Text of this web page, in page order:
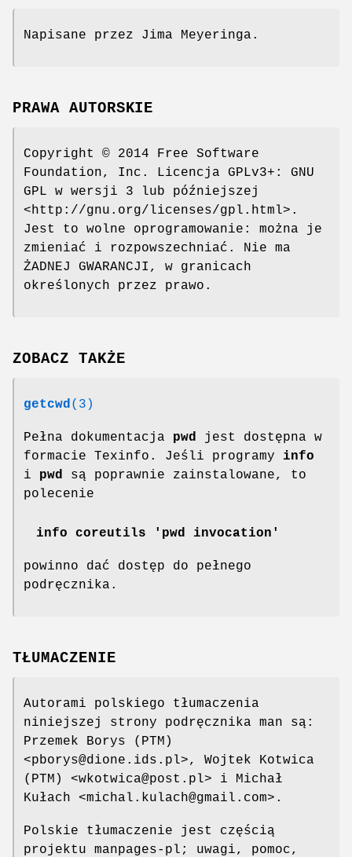
Napisane przez Jima Meyeringa.
PRAWA AUTORSKIE
Copyright © 2014 Free Software
Foundation, Inc. Licencja GPLv3+: GNU
GPL w wersji 3 lub późniejszej
<http://gnu.org/licenses/gpl.html>.
Jest to wolne oprogramowanie: można je
zmieniać i rozpowszechniać. Nie ma
ŻADNEJ GWARANCJI, w granicach
określonych przez prawo.
ZOBACZ TAKŻE
getcwd(3)
Pełna dokumentacja pwd jest dostępna w
formacie Texinfo. Jeśli programy info
i pwd są poprawnie zainstalowane, to
polecenie
info coreutils 'pwd invocation'
powinno dać dostęp do pełnego
podręcznika.
TŁUMACZENIE
Autorami polskiego tłumaczenia
niniejszej strony podręcznika man są:
Przemek Borys (PTM)
<pborys@dione.ids.pl>, Wojtek Kotwica
(PTM) <wkotwica@post.pl> i Michał
Kułach <michal.kulach@gmail.com>.
Polskie tłumaczenie jest częścią
projektu manpages-pl; uwagi, pomoc,